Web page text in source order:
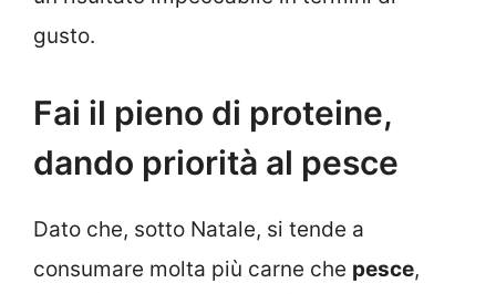
gusto.
Fai il pieno di proteine,
dando priorità al pesce
Dato che, sotto Natale, si tende a
consumare molta più carne che pesce,